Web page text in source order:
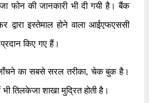
फोन की जानकारी भी दी गयी है। बैंक
इस्तेमाल होने वाला आईएफएससी
किए गए हैं।
का सबसे सरल तरीका, चेक बुक है।
तिलकेजा शाखा मुद्रित होती है।